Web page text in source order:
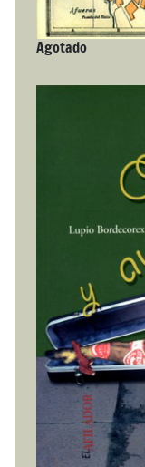
Agotado